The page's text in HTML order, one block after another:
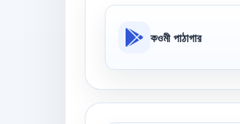
কওমী পাঠাগার